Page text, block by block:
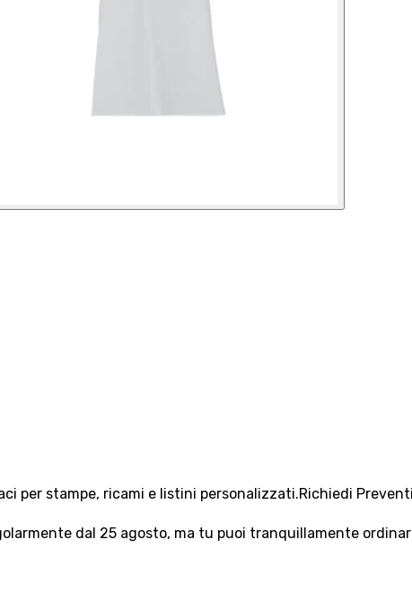
per stampe, ricami e listini personalizzati.Richiedi
dal 25 agosto, ma tu puoi tranquillamente